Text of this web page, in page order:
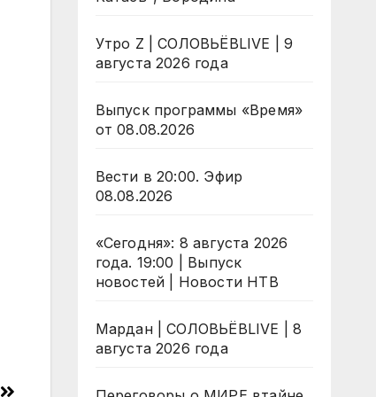
Утро Z | СОЛОВЬЁВLIVE | 9
августа 2026 года
Выпуск программы «Время»
от 08.08.2026
Вести в 20:00. Эфир
08.08.2026
«Сегодня»: 8 августа 2026
года. 19:00 | Выпуск
новостей | Новости НТВ
Мардан | СОЛОВЬЁВLIVE | 8
августа 2026 года